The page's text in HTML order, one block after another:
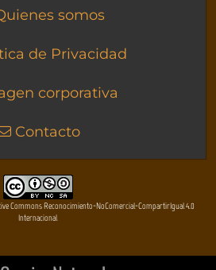
somos
de Privacidad
corporativa
Contacto
Commons Reconocimiento-NoComercial-CompartirIgual 4.0
Internacional